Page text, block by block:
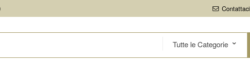
Contattaci